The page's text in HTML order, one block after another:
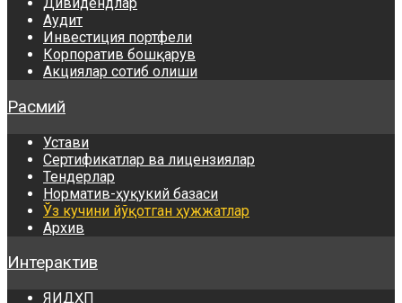
Дивидендлар
Аудит
Инвестиция портфели
Корпоратив бошқарув
Акциялар сотиб олиши
Расмий
Устави
Сертификатлар ва лицензиялар
Тендерлар
Норматив-ҳуқукий базаси
Ўз кучини йўқотган ҳужжатлар
Архив
Интерактив
ЯИДҲП